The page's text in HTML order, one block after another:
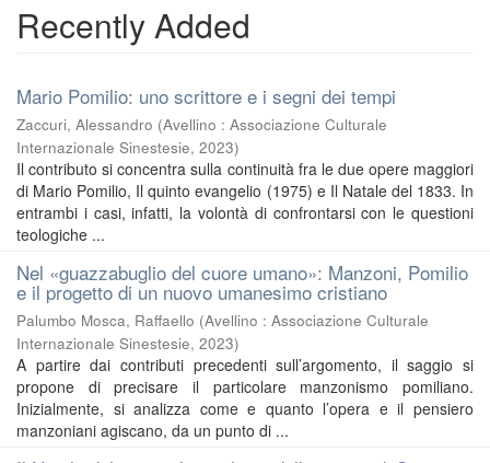
Recently Added
Mario Pomilio: uno scrittore e i segni dei tempi
Zaccuri, Alessandro (Avellino : Associazione Culturale
Internazionale Sinestesie, 2023)
Il contributo si concentra sulla continuità fra le due opere maggiori
di Mario Pomilio, Il quinto evangelio (1975) e Il Natale del 1833. In
entrambi i casi, infatti, la volontà di confrontarsi con le questioni
teologiche ...
Nel «guazzabuglio del cuore umano»: Manzoni, Pomilio
e il progetto di un nuovo umanesimo cristiano
Palumbo Mosca, Raffaello (Avellino : Associazione Culturale
Internazionale Sinestesie, 2023)
A partire dai contributi precedenti sull’argomento, il saggio si
propone di precisare il particolare manzonismo pomiliano.
Inizialmente, si analizza come e quanto l’opera e il pensiero
manzoniani agiscano, da un punto di ...